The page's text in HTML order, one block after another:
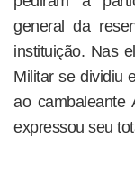
general da
instituição. Nas
Militar se dividiu
ao cambaleante
expressou seu